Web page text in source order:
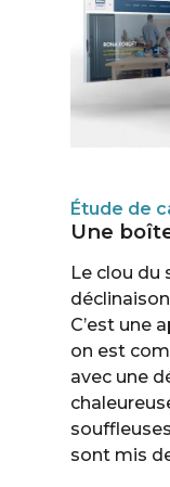
Étude de
Une
Le clou du
C’est une
on est
avec une
sont mis